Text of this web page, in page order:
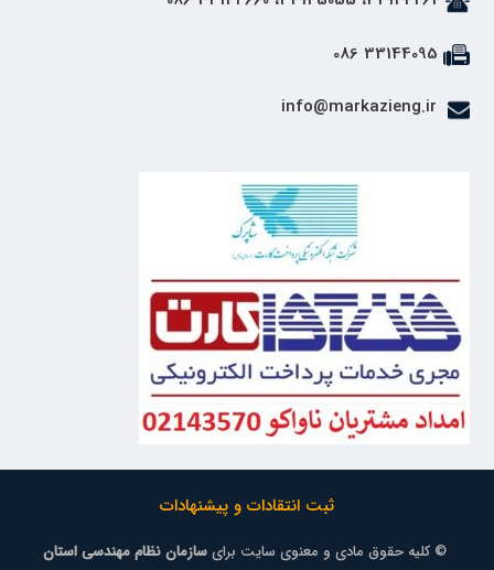
33144095 086
ثبت انتقادات و پیشنهادات
© کلیه حقوق مادی و معنوی سایت برایسازمان نظام مهندسی استان